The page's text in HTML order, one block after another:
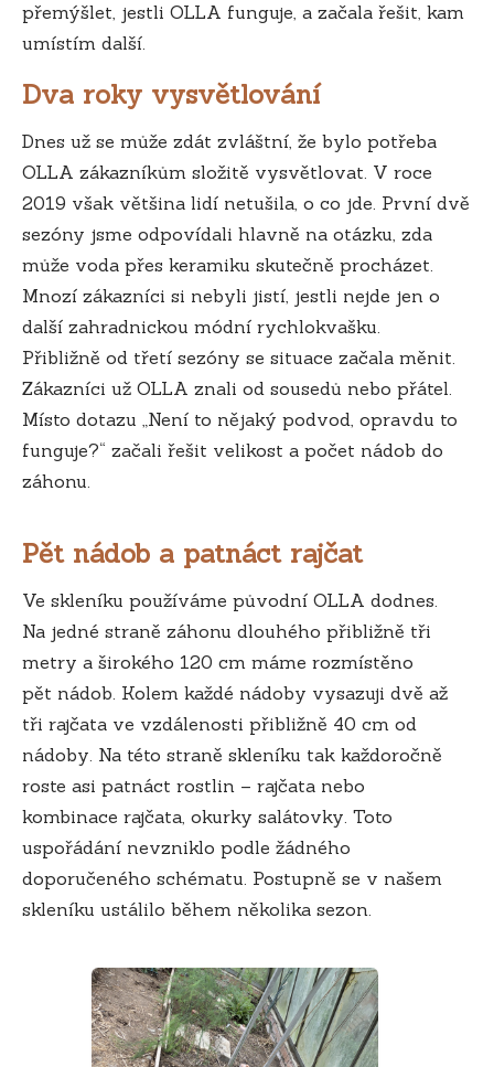
přemýšlet, jestli OLLA funguje, a začala řešit, kam
umístím další.
Dva roky vysvětlování
Dnes už se může zdát zvláštní, že bylo potřeba
OLLA zákazníkům složitě vysvětlovat. V roce
2019 však většina lidí netušila, o co jde. První dvě
sezóny jsme odpovídali hlavně na otázku, zda
může voda přes keramiku skutečně procházet.
Mnozí zákazníci si nebyli jistí, jestli nejde jen o
další zahradnickou módní rychlokvašku.
Přibližně od třetí sezóny se situace začala měnit.
Zákazníci už OLLA znali od sousedů nebo přátel.
Místo dotazu „Není to nějaký podvod, opravdu to
funguje?“ začali řešit velikost a počet nádob do
záhonu.
Pět nádob a patnáct rajčat
Ve skleníku používáme původní OLLA dodnes.
Na jedné straně záhonu dlouhého přibližně tři
metry a širokého 120 cm máme rozmístěno
pět nádob. Kolem každé nádoby vysazuji dvě až
tři rajčata ve vzdálenosti přibližně 40 cm od
nádoby. Na této straně skleníku tak každoročně
roste asi patnáct rostlin – rajčata nebo
kombinace rajčata, okurky salátovky. Toto
uspořádání nevzniklo podle žádného
doporučeného schématu. Postupně se v našem
skleníku ustálilo během několika sezon.